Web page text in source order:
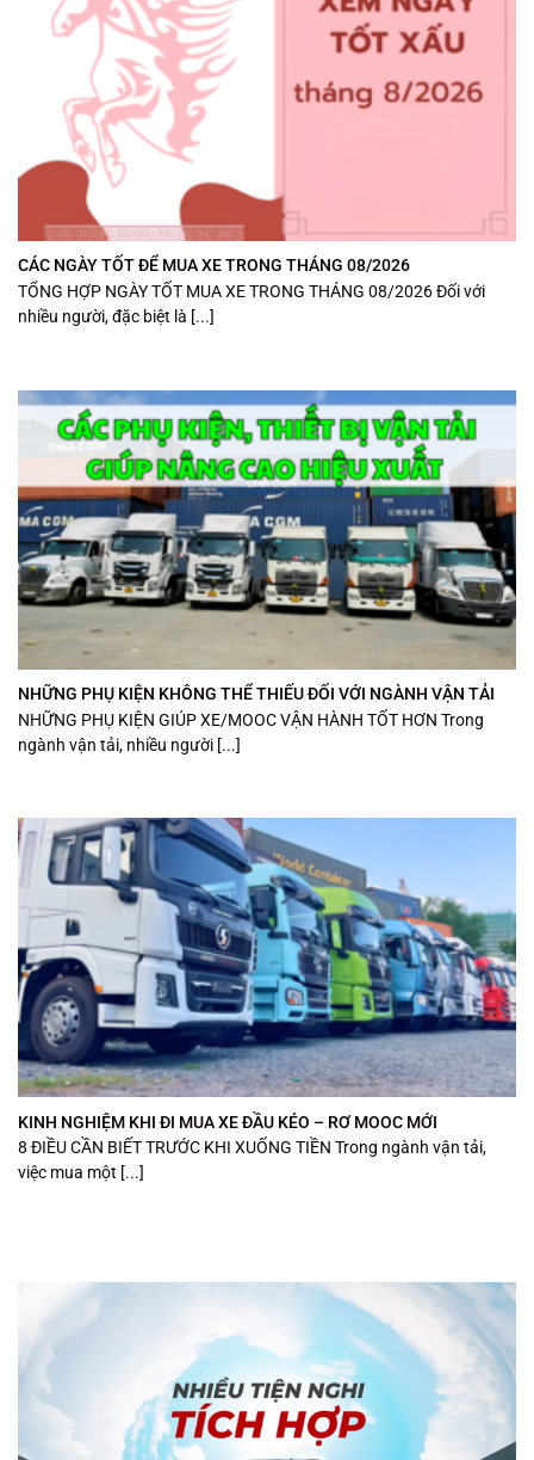
CÁC NGÀY TỐT ĐỂ MUA XE TRONG THÁNG 08/2026
TỔNG HỢP NGÀY TỐT MUA XE TRONG THÁNG 08/2026 Đối với
nhiều người, đặc biệt là [...]
NHỮNG PHỤ KIỆN KHÔNG THỂ THIẾU ĐỐI VỚI NGÀNH VẬN TẢI
NHỮNG PHỤ KIỆN GIÚP XE/MOOC VẬN HÀNH TỐT HƠN Trong
ngành vận tải, nhiều người [...]
KINH NGHIỆM KHI ĐI MUA XE ĐẦU KÉO – RƠ MOOC MỚI
8 ĐIỀU CẦN BIẾT TRƯỚC KHI XUỐNG TIỀN Trong ngành vận tải,
việc mua một [...]